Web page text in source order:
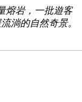
熔岩，一批遊客
淌的自然奇景。